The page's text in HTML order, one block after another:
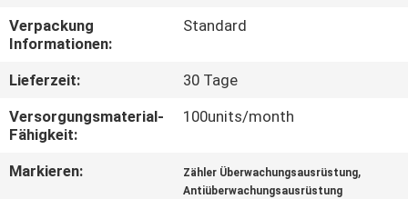
TRETEN
SIE
MIT
UNS
IN
VERBINDUNG
Verpackung
Informationen:
Standard
Lieferzeit:
30 Tage
Versorgungsmaterial-
Fähigkeit:
100units/month
Markieren: Zähler Überwachungsausrüstung,
Antiüberwachungsausrüstung